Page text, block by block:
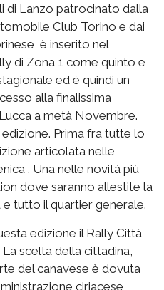
di Lanzo patrocinato dalla
Club Torino e dai
è inserito nel
di Zona 1 come quinto e
ed è quindi un
alla finalissima
a metà Novembre.
Prima fra tutte lo
articolata nelle
. Una nelle novità più
dove saranno allestite la
tutto il quartier generale.
edizione il Rally Città
scelta della cittadina,
del canavese è dovuta
ciriacese,